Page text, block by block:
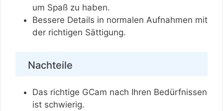
um Spaß zu haben.
Bessere Details in normalen Aufnahmen mit
der richtigen Sättigung.
Nachteile
Das richtige GCam nach Ihren Bedürfnissen
ist schwierig.